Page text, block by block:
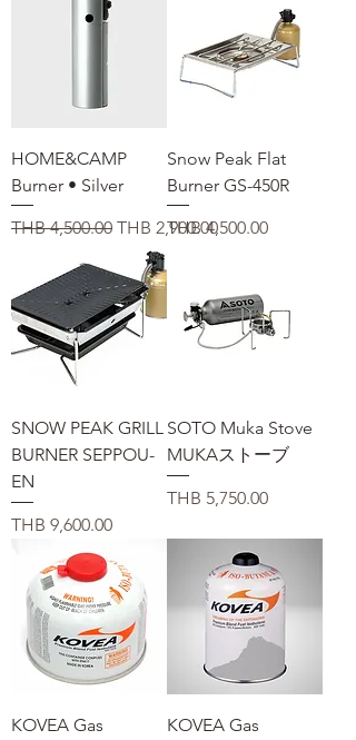
HOME&CAMP
Burner • Silver
通常価格
THB 4,500.00 セール価格
THB 2,900.00
Snow Peak Flat
Burner GS-450R
価格
THB 4,500.00
SNOW PEAK GRILL
BURNER SEPPOU-
EN
価格
THB 9,600.00
SOTO Muka Stove
MUKAストーブ
価格
THB 5,750.00
KOVEA Gas
KOVEA Gas